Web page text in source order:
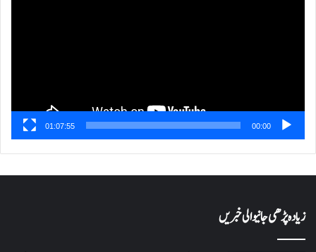
00:00
01:07:55
زیادہ پڑھی جانیوالی خبریں